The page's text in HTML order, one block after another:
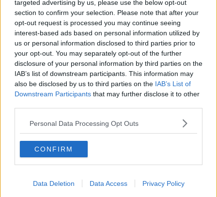
targeted advertising by us, please use the below opt-out
section to confirm your selection. Please note that after your
opt-out request is processed you may continue seeing
interest-based ads based on personal information utilized by
us or personal information disclosed to third parties prior to
your opt-out. You may separately opt-out of the further
disclosure of your personal information by third parties on the
IAB’s list of downstream participants. This information may
also be disclosed by us to third parties on the IAB’s List of
Downstream Participants that may further disclose it to other
Personal Data Processing Opt Outs
CONFIRM
Data Deletion Data Access Privacy Policy
Erdogan continua a sfidare l'Occidente
Libano, collasso economico e guerra civile
Johnson, da Trump a Biden alla Brexit
L'AUKUS e il Quad
Biden, primo presidente USA non in guerra
Papa Bergoglio vedrà Viktor Orbán
Bennet, un giorno in attesa di Biden
Il ritorno dei talebani
​La lenta agonia del Libano
Sudafrica, è allarme alimentare
Usa di nuovo al centro della geopolitica internazionale
La farsa delle elezioni in Siria
In Medioriente non ci sono favole, solo realtà
Biden chiama ma Netanyahu non risponde
Niente di nuovo in Medioriente
La forza di Boris Johnson
Mar Mediterraneo cimitero silente